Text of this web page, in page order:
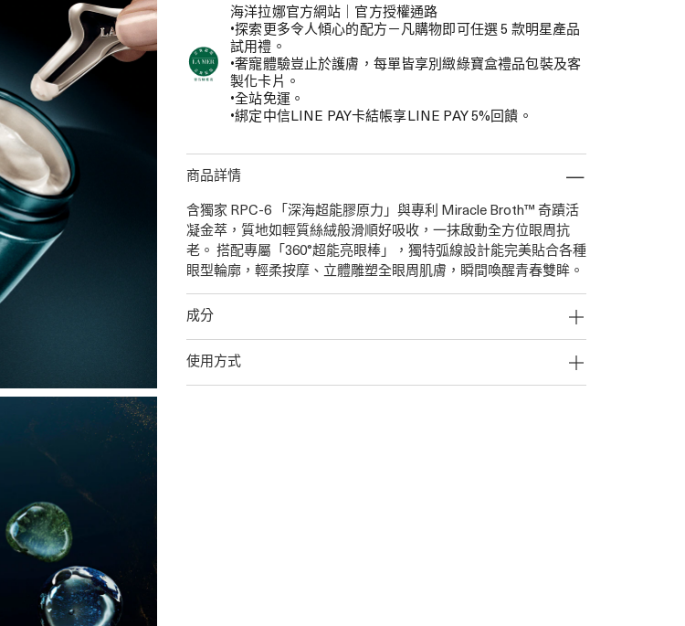
海洋拉娜官方網站｜官方授權通路
•探索更多令人傾心的配方－凡購物即可任選 5 款明星產品
試用禮。
•奢寵體驗豈止於護膚，每單皆享別緻綠寶盒禮品包裝及客
製化卡片。
•全站免運。
•綁定中信LINE PAY卡結帳享LINE PAY 5%回饋。
商品詳情
含獨家 RPC-6 「深海超能膠原力」與專利 Miracle Broth™ 奇蹟活
凝金萃，質地如輕質絲絨般滑順好吸收，一抹啟動全方位眼周抗
老。 搭配專屬「360°超能亮眼棒」，獨特弧線設計能完美貼合各種
眼型輪廓，輕柔按摩、立體雕塑全眼周肌膚，瞬間喚醒青春雙眸。
成分
使用方式